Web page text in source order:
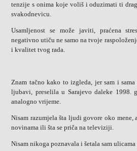
tenzije s onima koje voliš i oduzimati ti
svakodnevicu.
Usamljenost se može javiti, praćena
negativno utiču ne samo na tvoje
i kvalitet tvog rada.
Znam tačno kako to izgleda, jer sam i
ljubavi, preselila u Sarajevo daleke
analogno vrijeme.
Nisam razumjela šta ljudi govore oko mene,
novinama ili šta se priča na televiziji.
Nisam nikoga poznavala i šetala sam